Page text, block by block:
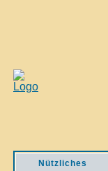
Nützliches